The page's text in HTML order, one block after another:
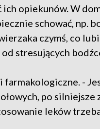
opiekunów. W
schować, np.
czymś, co
stresujących
farmakologiczne. -
po
leków